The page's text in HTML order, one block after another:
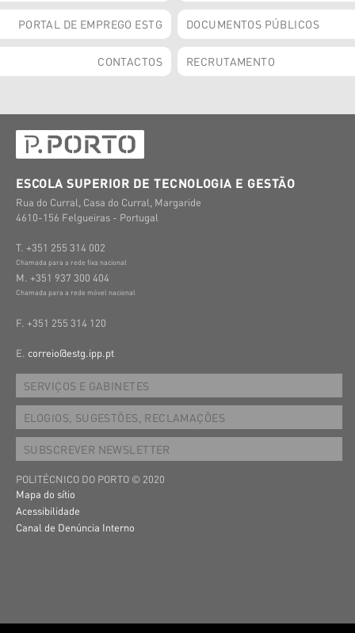
PORTAL DE EMPREGO ESTG DOCUMENTOS PÚBLICOS
CONTACTOS RECRUTAMENTO
ESCOLA SUPERIOR DE TECNOLOGIA E GESTÃO
Rua do Curral, Casa do Curral, Margaride
4610-156 Felgueiras - Portugal
T. +351 255 314 002
Chamada para a rede fixa nacional
M. +351 937 300 404
Chamada para a rede móvel nacional
F. +351 255 314 120
E. correio@estg.ipp.pt
SERVIÇOS E GABINETES
ELOGIOS, SUGESTÕES, RECLAMAÇÕES
SUBSCREVER NEWSLETTER
POLITÉCNICO DO PORTO © 2020
Mapa do sítio
Acessibilidade
Canal de Denúncia Interno